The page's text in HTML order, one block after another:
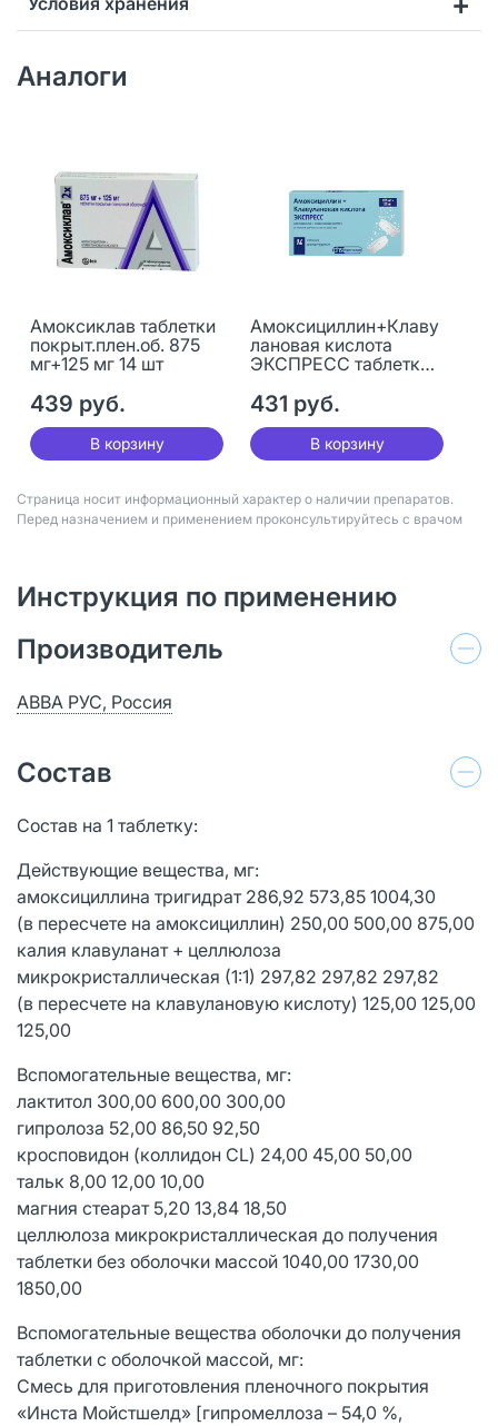
Аналоги
Амоксиклав таблетки
покрыт.плен.об. 875
мг+125 мг 14 шт
439 руб.
В корзину
Амоксициллин+Клаву
лановая кислота
ЭКСПРЕСС таблетки
мг+125 мг 14 шт
431 руб.
В корзину
Страница носит информационный характер о наличии препаратов.
Перед назначением и применением проконсультируйтесь с врачом
Инструкция по применению
Производитель
АВВА РУС, Россия
Состав
Состав на 1 таблетку:
Действующие вещества, мг:
амоксициллина тригидрат 286,92 573,85 1004,30
(в пересчете на амоксициллин) 250,00 500,00 875,00
калия клавуланат + целлюлоза
микрокристаллическая (1:1) 297,82 297,82 297,82
(в пересчете на клавулановую кислоту) 125,00 125,00
125,00
Вспомогательные вещества, мг:
лактитол 300,00 600,00 300,00
гипролоза 52,00 86,50 92,50
кросповидон (коллидон CL) 24,00 45,00 50,00
тальк 8,00 12,00 10,00
магния стеарат 5,20 13,84 18,50
целлюлоза микро­кристаллическая до получения
таблетки без оболочки массой 1040,00 1730,00
1850,00
Вспомогательные вещества оболочки до получения
таблетки с оболочкой массой, мг:
Смесь для приготовления пленочного покрытия
«Инста Мойстшелд» [гипромеллоза – 54,0 %,